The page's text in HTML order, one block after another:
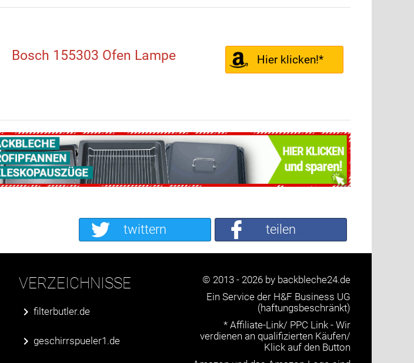
Bosch 155303 Ofen Lampe Hier klicken!*
teilen
twittern
VERZEICHNISSE
filterbutler.de
geschirrspueler1.de
© 2013 - 2026 by backbleche24.de
Ein Service der H&F Business UG
(haftungsbeschränkt)
* Affiliate-Link/ PPC Link - Wir
verdienen an qualifizierten Käufen/
Klick auf den Button